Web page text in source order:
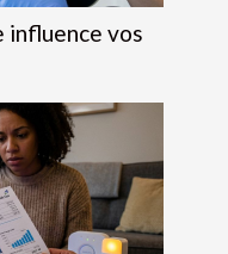
influence vos